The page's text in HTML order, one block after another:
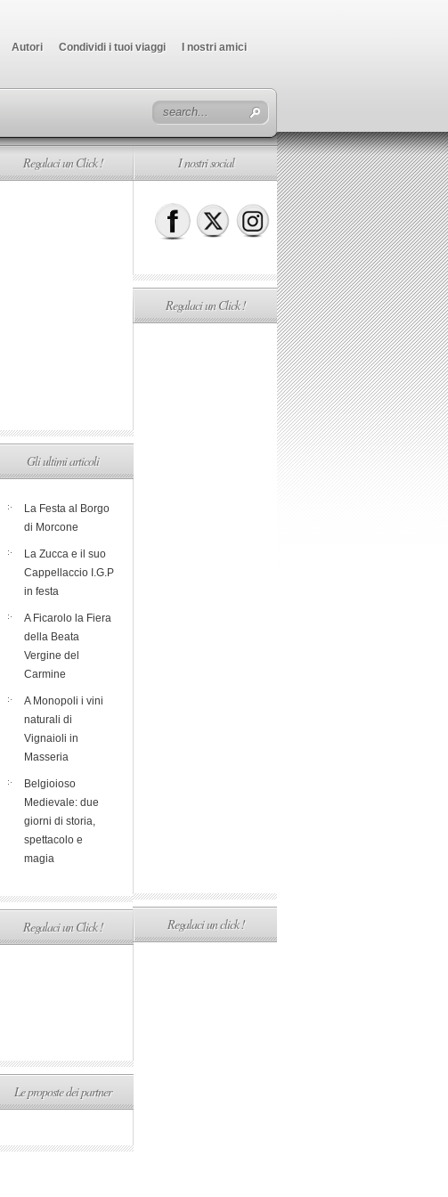
Autori Condividi i tuoi viaggi I nostri amici
Regalaci un Click !
Gli ultimi articoli
La Festa al Borgo
di Morcone
La Zucca e il suo
Cappellaccio I.G.P
in festa
A Ficarolo la Fiera
della Beata
Vergine del
Carmine
A Monopoli i vini
naturali di
Vignaioli in
Masseria
Belgioioso
Medievale: due
giorni di storia,
spettacolo e
magia
Regalaci un Click !
Le proposte dei partner
I nostri social
Regalaci un Click !
Regalaci un click !